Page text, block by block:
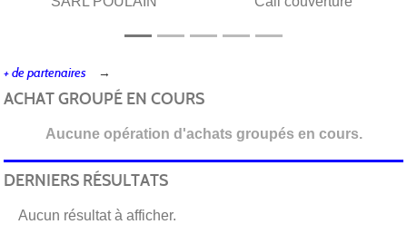
+ de partenaires
ACHAT GROUPÉ EN COURS
Aucune opération d'achats groupés en cours.
DERNIERS RÉSULTATS
Aucun résultat à afficher.